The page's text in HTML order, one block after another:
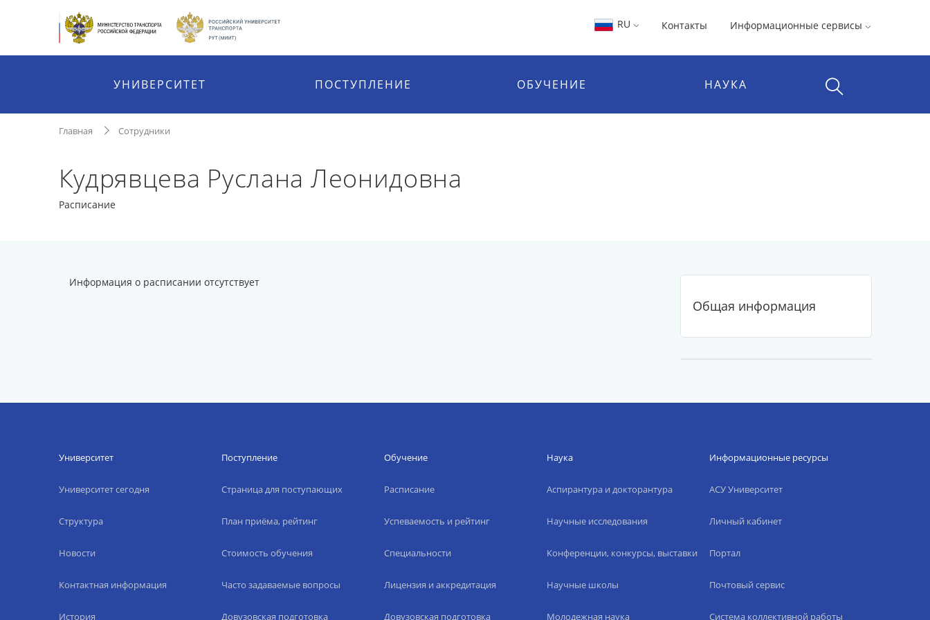
RU Контакты Информационные сервисы
УНИВЕРСИТЕТ ПОСТУПЛЕНИЕ ОБУЧЕНИЕ НАУКА
Главная Сотрудники
Кудрявцева Руслана Леонидовна
Расписание
Информация о расписании отсутствует
Общая информация
Университет
Университет сегодня
Структура
Новости
Контактная информация
История
Поступление
Страница для поступающих
План приёма, рейтинг
Стоимость обучения
Часто задаваемые вопросы
Довузовская подготовка
Обучение
Расписание
Успеваемость и рейтинг
Специальности
Лицензия и аккредитация
Довузовская подготовка
Наука
Аспирантура и докторантура
Научные исследования
Конференции, конкурсы, выставки
Научные школы
Молодежная наука
Информационные ресурсы
АСУ Университет
Личный кабинет
Портал
Почтовый сервис
Система коллективной работы